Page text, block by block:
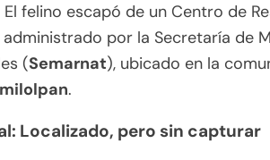
El felino escapó de un Centro de
administrado por la Secretaría de
(Semarnat), ubicado en la
.
Localizado, pero sin capturar